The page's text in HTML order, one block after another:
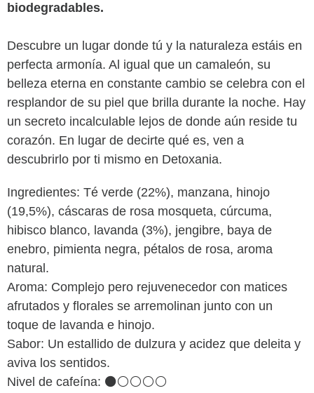
biodegradables.
Descubre un lugar donde tú y la naturaleza estáis en
perfecta armonía. Al igual que un camaleón, su
belleza eterna en constante cambio se celebra con el
resplandor de su piel que brilla durante la noche. Hay
un secreto incalculable lejos de donde aún reside tu
corazón. En lugar de decirte qué es, ven a
descubrirlo por ti mismo en Detoxania.
Ingredientes: Té verde (22%), manzana, hinojo
(19,5%), cáscaras de rosa mosqueta, cúrcuma,
hibisco blanco, lavanda (3%), jengibre, baya de
enebro, pimienta negra, pétalos de rosa, aroma
natural.
Aroma: Complejo pero rejuvenecedor con matices
afrutados y florales se arremolinan junto con un
toque de lavanda e hinojo.
Sabor: Un estallido de dulzura y acidez que deleita y
aviva los sentidos.
Nivel de cafeína: ⚫⚪⚪⚪⚪